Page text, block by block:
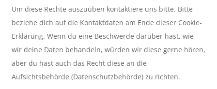
Um diese Rechte auszuüben kontaktiere uns bitte. Bitte
beziehe dich auf die Kontaktdaten am Ende dieser Cookie-
Erklärung. Wenn du eine Beschwerde darüber hast, wie
wir deine Daten behandeln, würden wir diese gerne hören,
aber du hast auch das Recht diese an die
Aufsichtsbehörde (Datenschutzbehörde) zu richten.